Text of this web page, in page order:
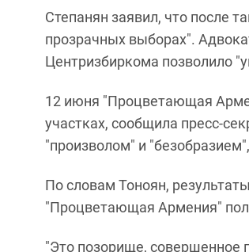
Степанян заявил, что после
прозрачных выборах".
Центризбиркома позволило
12 июня "Процветающая
участках, сообщила пресс-
"произволом" и
По словам Тоноян,
"Процветающая Армения"
"Это позорище, совершенное